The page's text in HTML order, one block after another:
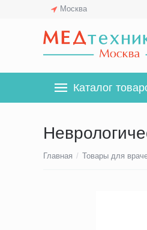
Москва
Каталог
Главная / Товары для